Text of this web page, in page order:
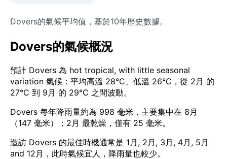
Dovers的氣候平均值，基於10年歷史數據。
Dovers的氣候概況
預計 Dovers 為 hot tropical, with little seasonal
variation 氣候：平均高溫 28°C、低溫 26°C，從 2月 的
27°C 到 9月 的 29°C 之間波動。
Dovers 每年降雨量約為 998 毫米，主要集中在 8月
（147 毫米）；2月 最乾燥，僅有 25 毫米。
造訪 Dovers 的最佳時機通常是 1月, 2月, 3月, 4月, 5月
and 12月，此時氣候宜人，降雨量也較少。